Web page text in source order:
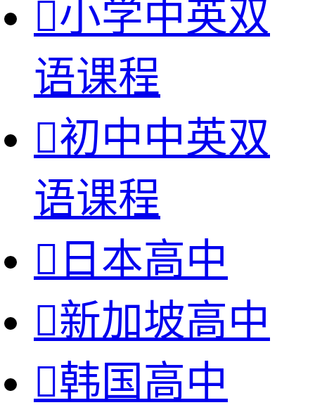
小学中英双
语课程
初中中英双
语课程
 日本高中
新加坡高中
韩国高中